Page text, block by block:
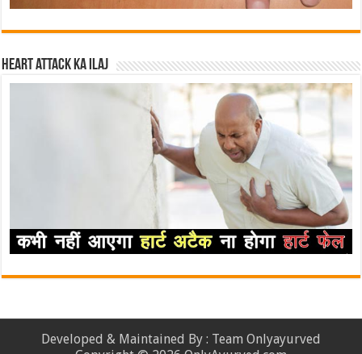
Heart attack ka ilaj
Developed & Maintained By : Team Onlyayurved